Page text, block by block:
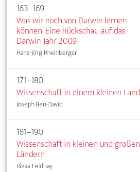
163–169
Was wir noch von Darwin lernen
können. Eine Rückschau auf das
Darwin-Jahr 2009
Hans-Jörg Rheinberger
171–180
Wissenschaft in einem kleinen Land
Joseph Ben-David
181–190
Wissenschaft in kleinen und großen
Ländern
Rivka Feldhay